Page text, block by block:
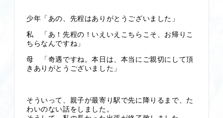
少年「あの、先程はありがとうございました」
私 「あ！先程の！いえいえこちらこそ、お帰りこ
ちらなんですね」
母 「奇遇ですね。本日は、本当にご親切にして頂
きありがとうございました」
そういって、親子が最寄り駅で先に降りるまで、た
わいのない話をしました。